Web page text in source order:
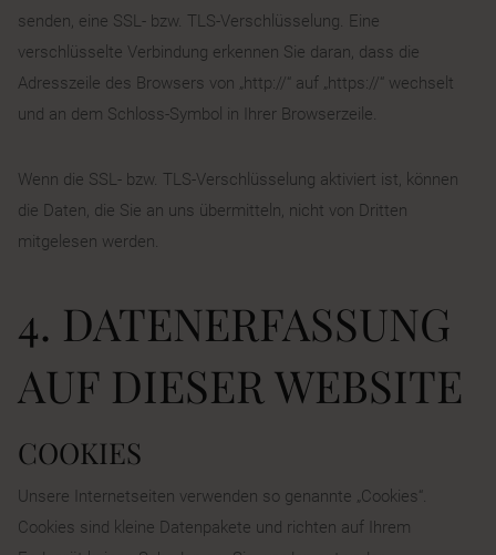
senden, eine SSL- bzw. TLS-Verschlüsselung. Eine
verschlüsselte Verbindung erkennen Sie daran, dass die
Adresszeile des Browsers von „http://“ auf „https://“ wechselt
und an dem Schloss-Symbol in Ihrer Browserzeile.
Wenn die SSL- bzw. TLS-Verschlüsselung aktiviert ist, können
die Daten, die Sie an uns übermitteln, nicht von Dritten
mitgelesen werden.
4. DATENERFASSUNG
AUF DIESER WEBSITE
COOKIES
Unsere Internetseiten verwenden so genannte „Cookies“.
Cookies sind kleine Datenpakete und richten auf Ihrem